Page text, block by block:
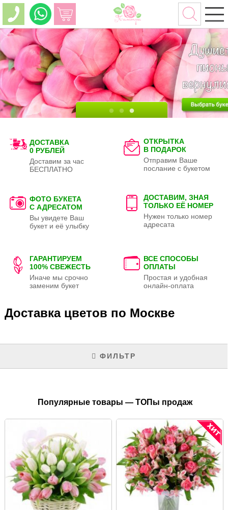
ДОСТАВКА
0 РУБЛЕЙ
Доставим за час
БЕСПЛАТНО
ОТКРЫТКА
В ПОДАРОК
Отправим Ваше
послание с букетом
ФОТО БУКЕТА
С АДРЕСАТОМ
Вы увидете Ваш
букет и её улыбку
ДОСТАВИМ, ЗНАЯ
ТОЛЬКО ЕЁ НОМЕР
Нужен только номер
адресата
ГАРАНТИРУЕМ
100% СВЕЖЕСТЬ
Иначе мы срочно
заменим букет
ВСЕ СПОСОБЫ
ОПЛАТЫ
Простая и удобная
онлайн-оплата
Доставка цветов по Москве
ФИЛЬТР
Популярные товары — ТОПы продаж